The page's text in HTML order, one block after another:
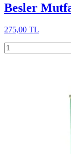
Besler
275,00 TL